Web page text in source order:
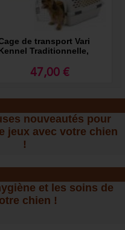
de transport Vari
Traditionnelle,
chien et chat
47,00 €
nouveautés pour
jeux avec votre chien
!
et les soins de
chien !